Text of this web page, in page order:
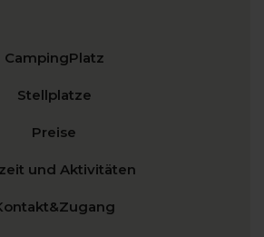
CampingPlatz
Stellplatze
Preise
und Aktivitäten